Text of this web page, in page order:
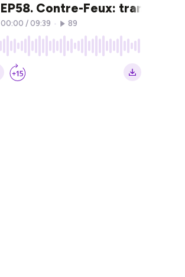
EP58. Contre-Feux:
00:00 / 09:39 89